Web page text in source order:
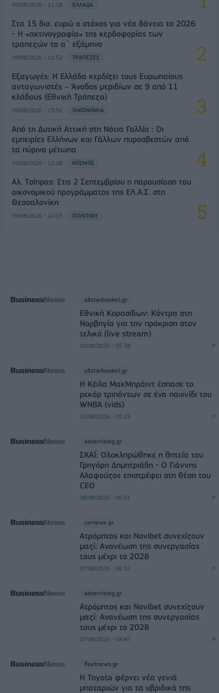
09/08/2026 - 11:18 ΕΛΛΑΔΑ
Στα 15 δισ. ευρώ ο στόχος για νέα δάνεια το 2026
- Η «ακτινογραφία» της κερδοφορίας των
τραπεζών το α΄ εξάμηνο
09/08/2026 - 10:52 ΤΡΑΠΕΖΕΣ
Εξαγωγές: Η Ελλάδα κερδίζει τους Ευρωπαίους
ανταγωνιστές – Άνοδος μεριδίων σε 9 από 11
κλάδους (Εθνική Τράπεζα)
09/08/2026 - 13:51 ΟΙΚΟΝΟΜΙΑ
Από τη Δυτική Αττική στη Νότια Γαλλία : Οι
εμπειρίες Ελλήνων και Γάλλων πυροσβεστών από
τα πύρινα μέτωπα
09/08/2026 - 12:08 ΚΟΣΜΟΣ
Αλ. Τσίπρας: Στις 2 Σεπτεμβρίου η παρουσίαση του
οικονομικού προγράμματος της ΕΛ.Α.Σ. στη
Θεσσαλονίκη
09/08/2026 - 10:03 ΠΟΛΙΤΙΚΗ
allstarbasket.gr
Εθνική Κορασίδων: Κόντρα στη
Νορβηγία για την πρόκριση στον
τελικό (live stream)
10/08/2026 - 05:38
allstarbasket.gr
Η Κέιλα ΜακΜπράιντ έσπασε το
ρεκόρ τριπόντων σε ένα παιχνίδι του
WNBA (vids)
10/08/2026 - 05:25
advertising.gr
ΣΚΑΪ: Ολοκληρώθηκε η θητεία του
Γρηγόρη Δημητριάδη - Ο Γιάννης
Αλαφούζος επιστρέφει στη θέση του
CEO
08/08/2026 - 06:51
csrnews.gr
Ατρόμητος και Novibet συνεχίζουν
μαζί: Ανανέωση της συνεργασίας
τους μέχρι το 2028
07/08/2026 - 08:52
advertising.gr
Ατρόμητος και Novibet συνεχίζουν
μαζί: Ανανέωση της συνεργασίας
τους μέχρι το 2028
07/08/2026 - 08:47
fleetnews.gr
Η Toyota φέρνει νέα γενιά
μπαταριών για τα υβριδικά της